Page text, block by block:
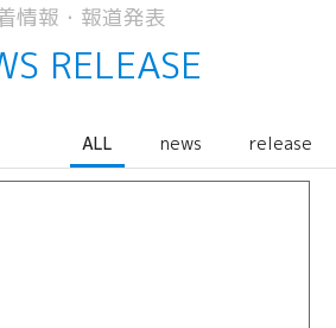
情報・報道発表
RELEASE
ALL news release